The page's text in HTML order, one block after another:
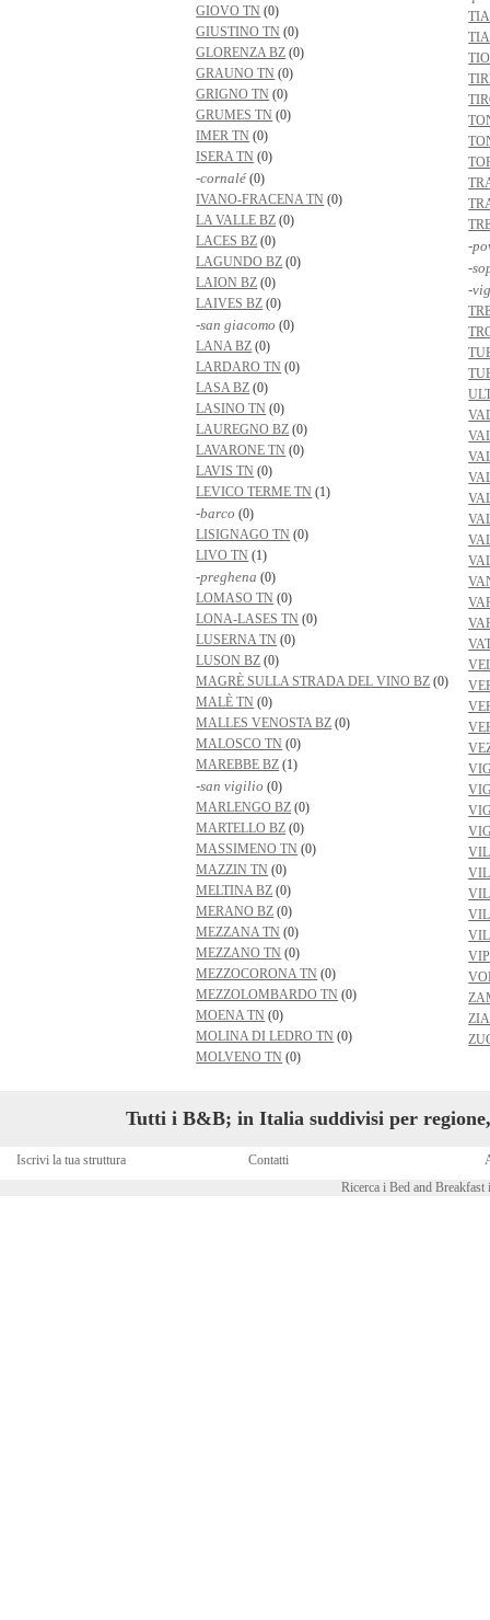
GIOVO TN (0)
GIUSTINO TN (0)
GLORENZA BZ (0)
GRAUNO TN (0)
GRIGNO TN (0)
GRUMES TN (0)
IMER TN (0)
ISERA TN (0)
-cornalé (0)
IVANO-FRACENA TN (0)
LA VALLE BZ (0)
LACES BZ (0)
LAGUNDO BZ (0)
LAION BZ (0)
LAIVES BZ (0)
-san giacomo (0)
LANA BZ (0)
LARDARO TN (0)
LASA BZ (0)
LASINO TN (0)
LAUREGNO BZ (0)
LAVARONE TN (0)
LAVIS TN (0)
LEVICO TERME TN (1)
-barco (0)
LISIGNAGO TN (0)
LIVO TN (1)
-preghena (0)
LOMASO TN (0)
LONA-LASES TN (0)
LUSERNA TN (0)
LUSON BZ (0)
MAGRÈ SULLA STRADA DEL VINO BZ (0)
MALÈ TN (0)
MALLES VENOSTA BZ (0)
MALOSCO TN (0)
MAREBBE BZ (1)
-san vigilio (0)
MARLENGO BZ (0)
MARTELLO BZ (0)
MASSIMENO TN (0)
MAZZIN TN (0)
MELTINA BZ (0)
MERANO BZ (0)
MEZZANA TN (0)
MEZZANO TN (0)
MEZZOCORONA TN (0)
MEZZOLOMBARDO TN (0)
MOENA TN (0)
MOLINA DI LEDRO TN (0)
MOLVENO TN (0)
-
-
-
Tutti i B&B; in Italia suddivisi per
Iscrivi la tua struttura Contatti
Ricerca i Bed and Breakfast